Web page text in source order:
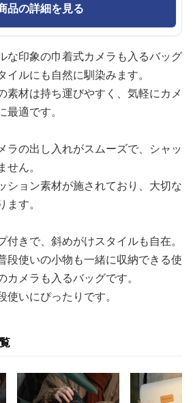
品の詳細を見る
な印象の巾着式カメラも入るバッグ
ルにも自然に馴染みます。
素材は持ち運びやすく、気軽にカメ
適です。
ラの出し入れがスムーズで、シャッ
ん。
ション素材が施されており、大切な
す。
きで、斜めがけスタイルも自在。
段使いの小物も一緒に収納できる使
メラも入るバッグです。
いにぴったりです。